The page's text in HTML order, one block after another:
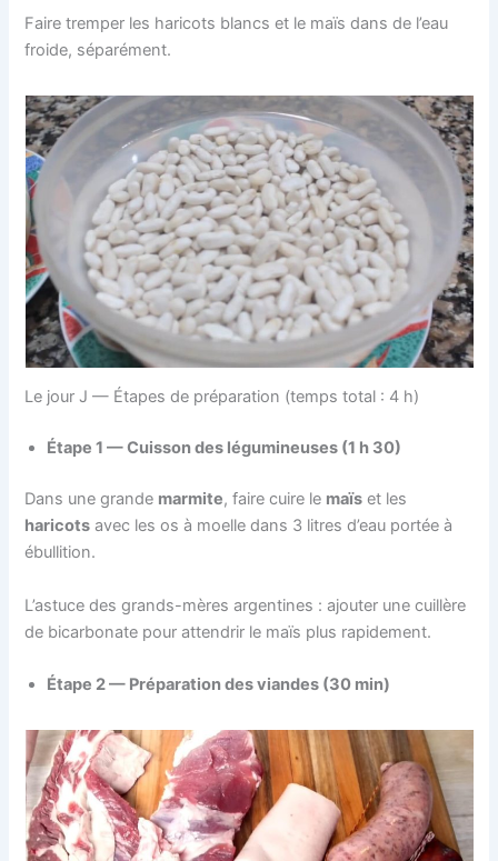
Faire tremper les haricots blancs et le maïs dans de l’eau
froide, séparément.
Le jour J — Étapes de préparation (temps total : 4 h)
Étape 1 — Cuisson des légumineuses (1 h 30)
Dans une grande marmite, faire cuire le maïs et les
haricots avec les os à moelle dans 3 litres d’eau portée à
ébullition.
L’astuce des grands-mères argentines : ajouter une cuillère
de bicarbonate pour attendrir le maïs plus rapidement.
Étape 2 — Préparation des viandes (30 min)